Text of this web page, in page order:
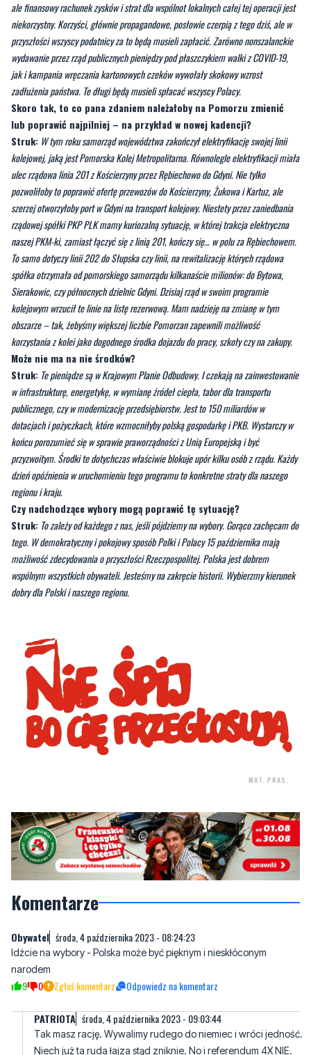
Samorządy, które je otrzymują, wcześniej zostały w wyniku reform podatkowych, w
tym Polskiego Ładu, oskubane ze znacznej części swoich własnych dochodów. Teraz
część tych środków z łaski wraca do samorządów w formie groteskowych czeków,
ale finansowy rachunek zysków i strat dla wspólnot lokalnych całej tej operacji jest
niekorzystny. Korzyści, głównie propagandowe, posłowie czerpią z tego dziś, ale w
przyszłości wszyscy podatnicy za to będą musieli zapłacić. Zarówno nonszalanckie
wydawanie przez rząd publicznych pieniędzy pod płaszczykiem walki z COVID-19,
jak i kampania wręczania kartonowych czeków wywołały skokowy wzrost
zadłużenia państwa. Te długi będą musieli spłacać wszyscy Polacy.
Skoro tak, to co pana zdaniem należałoby na Pomorzu zmienić
lub poprawić najpilniej – na przykład w nowej kadencji?
Struk:W tym roku samorząd województwa zakończył elektryfikację swojej linii
kolejowej, jaką jest Pomorska Kolej Metropolitarna. Równolegle elektryfikacji miała
ulec rządowa linia 201 z Kościerzyny przez Rębiechowo do Gdyni. Nie tylko
pozwoliłoby to poprawić ofertę przewozów do Kościerzyny, Żukowa i Kartuz, ale
szerzej otworzyłoby port w Gdyni na transport kolejowy. Niestety przez zaniedbania
rządowej spółki PKP PLK mamy kuriozalną sytuację, w której trakcja elektryczna
naszej PKM-ki, zamiast łączyć się z linią 201, kończy się… w polu za Rębiechowem.
To samo dotyczy linii 202 do Słupska czy linii, na rewitalizację których rządowa
spółka otrzymała od pomorskiego samorządu kilkanaście milionów: do Bytowa,
Sierakowic, czy północnych dzielnic Gdyni. Dzisiaj rząd w swoim programie
kolejowym wrzucił te linie na listę rezerwową. Mam nadzieję na zmianę w tym
obszarze – tak, żebyśmy większej liczbie Pomorzan zapewnili możliwość
korzystania z kolei jako dogodnego środka dojazdu do pracy, szkoły czy na zakupy.
Może nie ma na nie środków?
Struk:Te pieniądze są w Krajowym Planie Odbudowy. I czekają na zainwestowanie
w infrastrukturę, energetykę, w wymianę źródeł ciepła, tabor dla transportu
publicznego, czy w modernizację przedsiębiorstw. Jest to 150 miliardów w
dotacjach i pożyczkach, które wzmocniłyby polską gospodarkę i PKB. Wystarczy w
końcu porozumieć się w sprawie praworządności z Unią Europejską i być
przyzwoitym. Środki te dotychczas właściwie blokuje upór kilku osób z rządu. Każdy
dzień opóźnienia w uruchomieniu tego programu to konkretne straty dla naszego
regionu i kraju.
Czy nadchodzące wybory mogą poprawić tę sytuację?
Struk:To zależy od każdego z nas, jeśli pójdziemy na wybory. Gorąco zachęcam do
tego. W demokratyczny i pokojowy sposób Polki i Polacy 15 października mają
dobry dla Polski i naszego regionu.
MAT. PRAS.
Komentarze
Obywatel środa, 4 października 2023 - 08:24:23
narodem
0 Zgłoś komentarz Odpowiedz na komentarz